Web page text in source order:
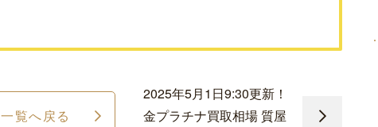
一覧へ戻る
2025年5月1日9:30更新！
金プラチナ買取相場 質屋